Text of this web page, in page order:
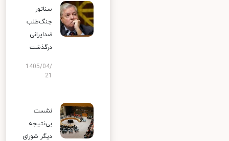
سناتور
جنگ‌طلب
ضدایرانی
درگذشت
1405/04/
نشست
بی‌نتیجه
دیگر شورای